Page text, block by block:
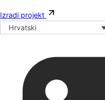
Izradi projekt
Hrvatski